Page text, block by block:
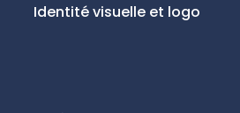
Identité visuelle et logo